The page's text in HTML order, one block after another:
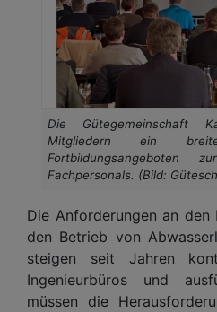
Die Gütegemeinschaft
Mitgliedern ein
Fortbildungsangeboten
Fachpersonals. (Bild:
Die Anforderungen an den
den Betrieb von
steigen seit Jahren
Ingenieurbüros und
müssen die